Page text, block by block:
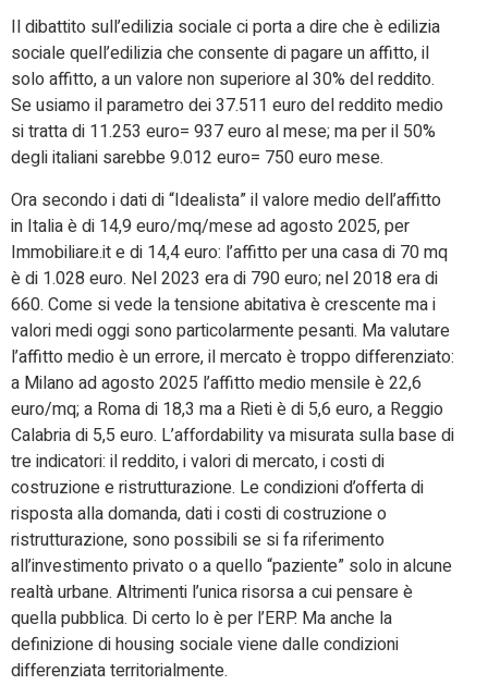
Il dibattito sull’edilizia sociale ci porta a dire che è edilizia
sociale quell’edilizia che consente di pagare un affitto, il
solo affitto, a un valore non superiore al 30% del reddito.
Se usiamo il parametro dei 37.511 euro del reddito medio
si tratta di 11.253 euro= 937 euro al mese; ma per il 50%
degli italiani sarebbe 9.012 euro= 750 euro mese.
Ora secondo i dati di “Idealista” il valore medio dell’affitto
in Italia è di 14,9 euro/mq/mese ad agosto 2025, per
Immobiliare.it e di 14,4 euro: l’affitto per una casa di 70 mq
è di 1.028 euro. Nel 2023 era di 790 euro; nel 2018 era di
660. Come si vede la tensione abitativa è crescente ma i
valori medi oggi sono particolarmente pesanti. Ma valutare
l’affitto medio è un errore, il mercato è troppo differenziato:
a Milano ad agosto 2025 l’affitto medio mensile è 22,6
euro/mq; a Roma di 18,3 ma a Rieti è di 5,6 euro, a Reggio
Calabria di 5,5 euro. L’affordability va misurata sulla base di
tre indicatori: il reddito, i valori di mercato, i costi di
costruzione e ristrutturazione. Le condizioni d’offerta di
risposta alla domanda, dati i costi di costruzione o
ristrutturazione, sono possibili se si fa riferimento
all’investimento privato o a quello “paziente” solo in alcune
realtà urbane. Altrimenti l’unica risorsa a cui pensare è
quella pubblica. Di certo lo è per l’ERP. Ma anche la
definizione di housing sociale viene dalle condizioni
differenziata territorialmente.